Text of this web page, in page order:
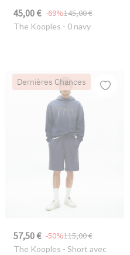
45,00 € 145,00 €
-69%
The Kooples - 0 navy
Dernières Chances
57,50 € 115,00 €
-50%
The Kooples - Short avec